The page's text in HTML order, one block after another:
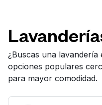
¿Buscas una lavandería
opciones populares
para mayor comodidad.